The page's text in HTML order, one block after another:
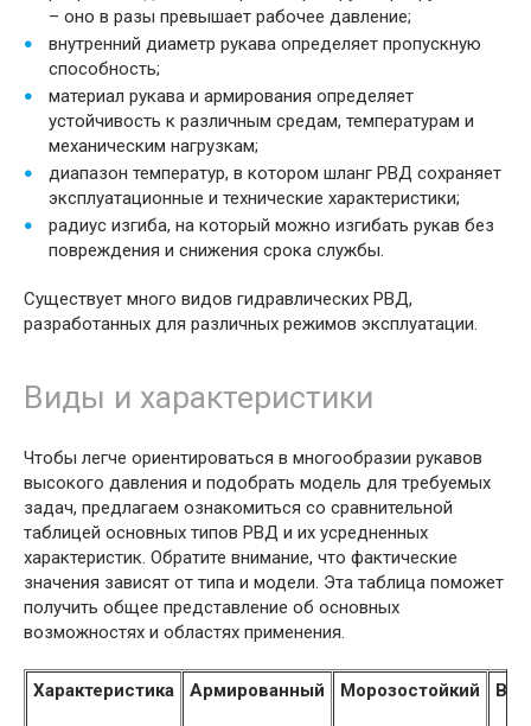
– оно в разы превышает рабочее давление;
внутренний диаметр рукава определяет пропускную
способность;
материал рукава и армирования определяет
устойчивость к различным средам, температурам и
механическим нагрузкам;
диапазон температур, в котором шланг РВД сохраняет
эксплуатационные и технические характеристики;
радиус изгиба, на который можно изгибать рукав без
повреждения и снижения срока службы.
Существует много видов гидравлических РВД,
разработанных для различных режимов эксплуатации.
Виды и характеристики
Чтобы легче ориентироваться в многообразии рукавов
высокого давления и подобрать модель для требуемых
задач, предлагаем ознакомиться со сравнительной
таблицей основных типов РВД и их усредненных
характеристик. Обратите внимание, что фактические
значения зависят от типа и модели. Эта таблица поможет
получить общее представление об основных
возможностях и областях применения.
Характеристика Армированный Морозостойкий